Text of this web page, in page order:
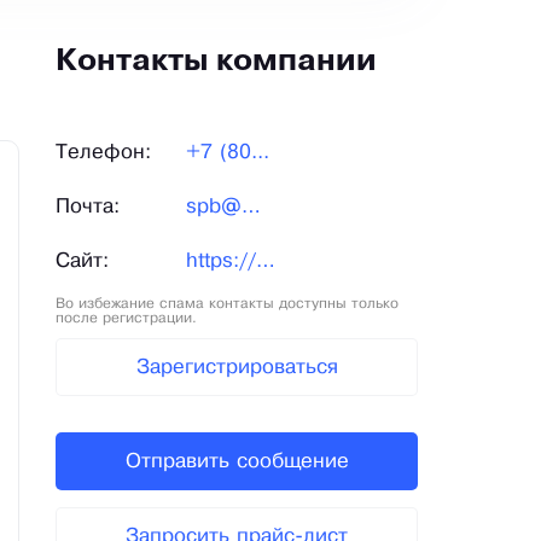
Контакты компании
Телефон: +7 (80...
Почта: spb@m...
Сайт: https://melservis.ru/
Во избежание спама контакты доступны только
после регистрации.
Зарегистрироваться
Отправить сообщение
Запросить прайс-лист